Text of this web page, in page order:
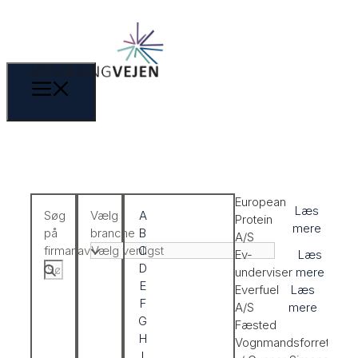
Søg
på
firmanavn
Vælg
branche
A
B
C
D
E
F
G
H
European
Protein
A/S
Læs
mere
Ev-
underviser
Læs
mere
Everfuel
A/S
Læs
mere
Fæsted
Vognmandsforretning